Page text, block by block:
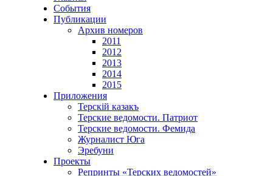
События
Публикации
Архив номеров
2011
2012
2013
2014
2015
Приложения
Терскiй казакъ
Терские ведомости. Патриот
Терские ведомости. Фемида
Журналист Юга
Эребуни
Проекты
Репринты «Терских ведомостей»